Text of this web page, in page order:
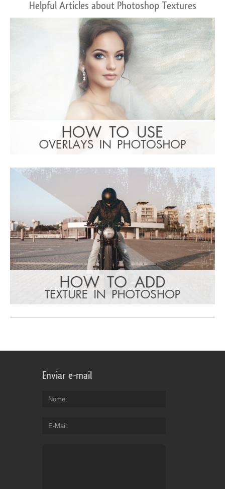
Helpful Articles about Photoshop Textures
Enviar e-mail
Nome
E-Mail